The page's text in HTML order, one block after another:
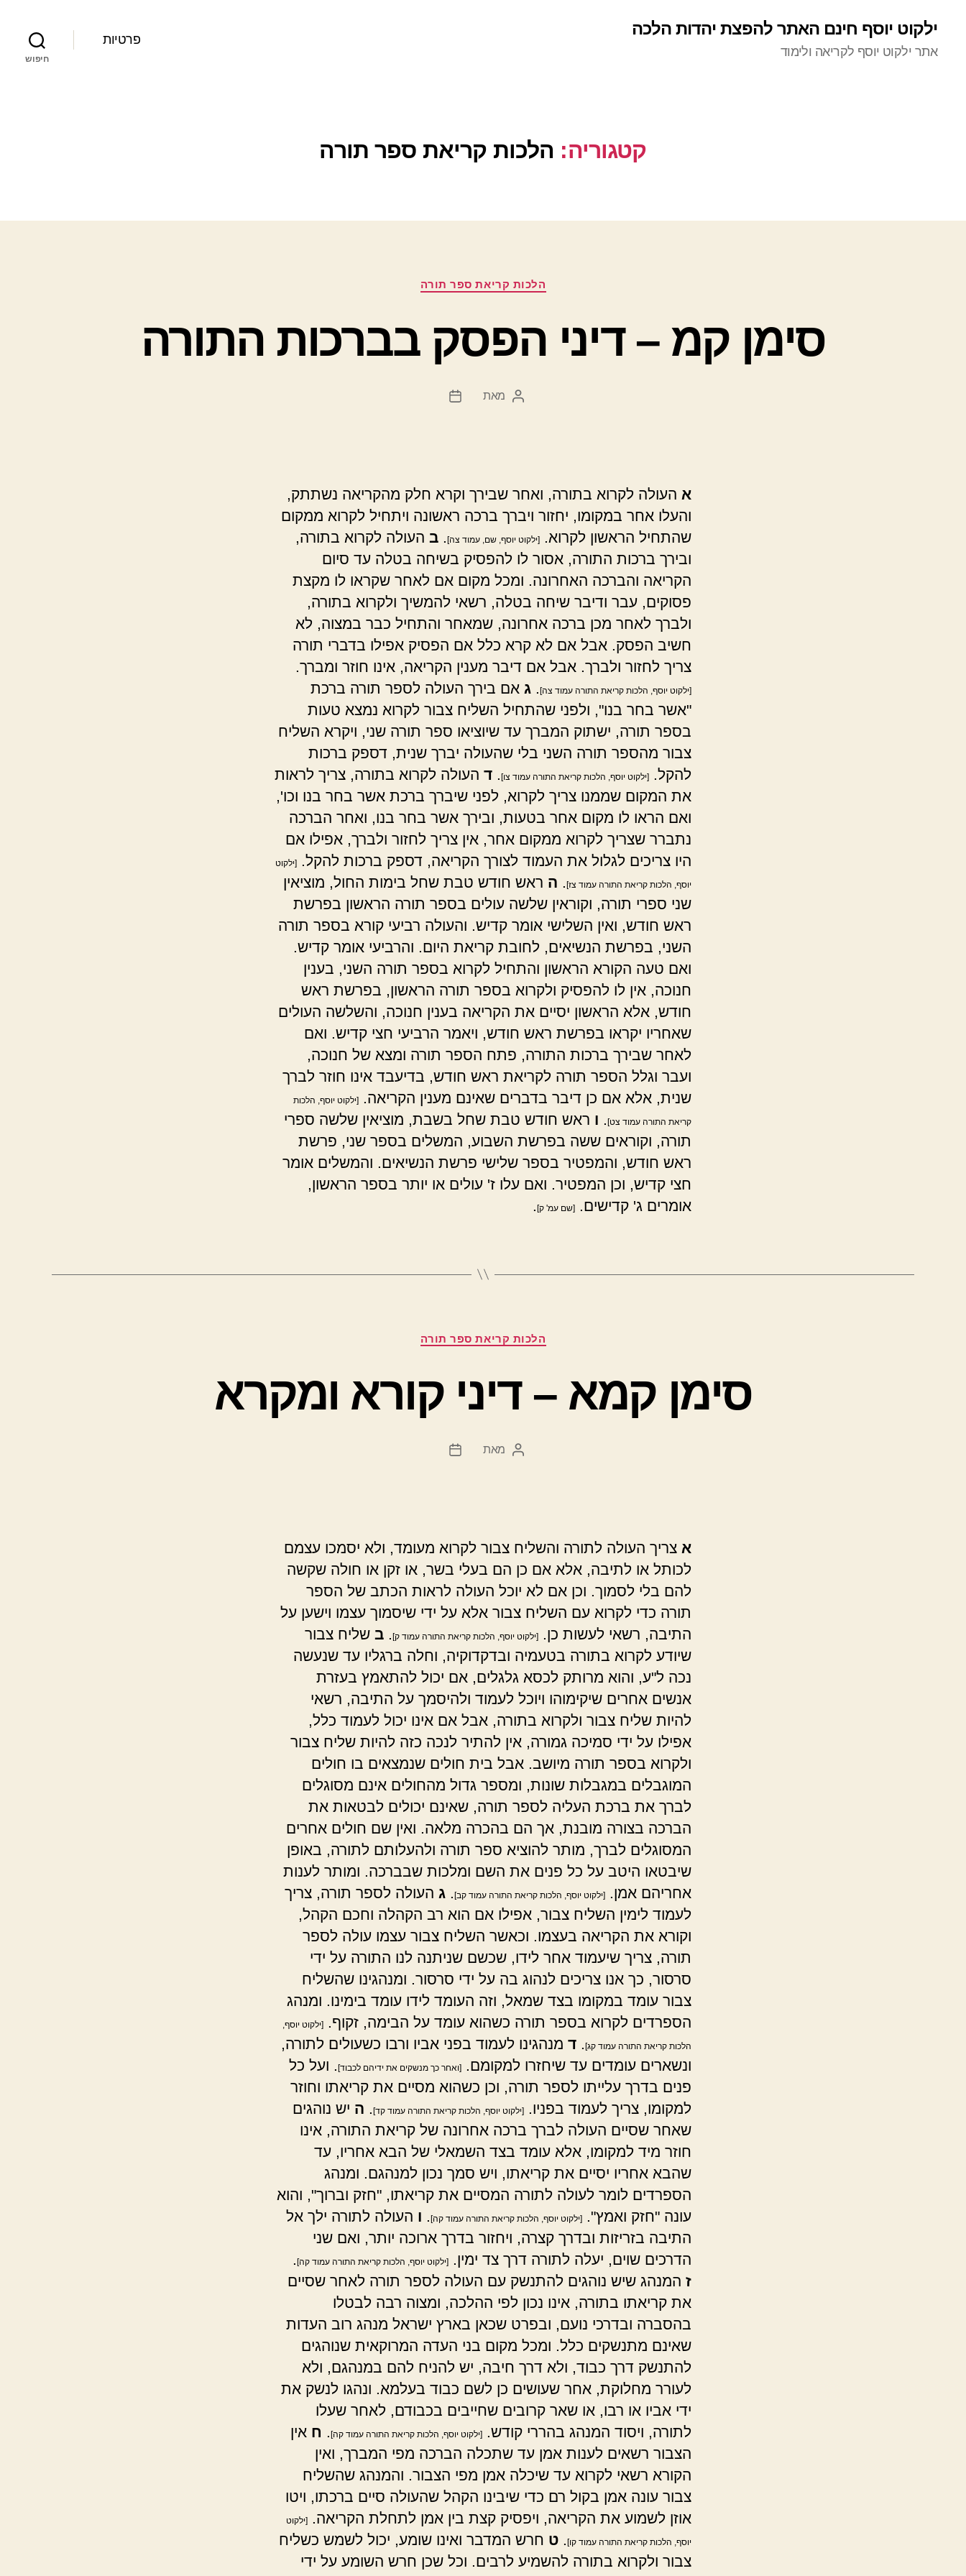
ילקוט יוסף חינם האתר להפצת יהדות הלכה
אתר ילקוט יוסף לקריאה ולימוד
פרטיות
חיפוש
קטגוריה: הלכות קריאת ספר תורה
קטגוריות
הלכות קריאת ספר תורה
סימן קמ – דיני הפסק בברכות התורה
המחבר
מאת
תאריך
א העולה לקרוא בתורה, ואחר שבירך וקרא חלק מהקריאה נשתתק,
והעלו אחר במקומו, יחזור ויברך ברכה ראשונה ויתחיל לקרוא ממקום
שהתחיל הראשון לקרוא.
[ילקוט יוסף, שם, עמוד צה] ב העולה לקרוא בתורה,
ובירך ברכות התורה, אסור לו להפסיק בשיחה בטלה עד סיום
הקריאה והברכה האחרונה. ומכל מקום אם לאחר שקראו לו מקצת
פסוקים, עבר ודיבר שיחה בטלה, רשאי להמשיך ולקרוא בתורה,
ולברך לאחר מכן ברכה אחרונה, שמאחר והתחיל כבר במצוה, לא
חשיב הפסק. אבל אם לא קרא כלל אם הפסיק אפילו בדברי תורה
צריך לחזור ולברך. אבל אם דיבר מענין הקריאה, אינו חוזר ומברך.
[ילקוט יוסף, הלכות קריאת התורה עמוד צה] ג אם בירך העולה לספר תורה ברכת
"אשר בחר בנו", ולפני שהתחיל השליח צבור לקרוא נמצא טעות
בספר תורה, ישתוק המברך עד שיוציאו ספר תורה שני, ויקרא השליח
צבור מהספר תורה השני בלי שהעולה יברך שנית, דספק ברכות
להקל.
[ילקוט יוסף, הלכות קריאת התורה עמוד צו] ד העולה לקרוא בתורה, צריך לראות
את המקום שממנו צריך לקרוא, לפני שיברך ברכת אשר בחר בנו וכו',
ואם הראו לו מקום אחר בטעות, ובירך אשר בחר בנו, ואחר הברכה
נתברר שצריך לקרוא ממקום אחר, אין צריך לחזור ולברך, אפילו אם
היו צריכים לגלול את העמוד לצורך הקריאה, דספק ברכות להקל.
[ילקוט
יוסף, הלכות קריאת התורה עמוד צז] ה ראש חודש טבת שחל בימות החול, מוציאין
שני ספרי תורה, וקוראין שלשה עולים בספר תורה הראשון בפרשת
ראש חודש, ואין השלישי אומר קדיש. והעולה רביעי קורא בספר תורה
השני, בפרשת הנשיאים, לחובת קריאת היום. והרביעי אומר קדיש.
ואם טעה הקורא הראשון והתחיל לקרוא בספר תורה השני, בענין
חנוכה, אין לו להפסיק ולקרוא בספר תורה הראשון, בפרשת ראש
חודש, אלא הראשון יסיים את הקריאה בענין חנוכה, והשלשה העולים
שאחריו יקראו בפרשת ראש חודש, ויאמר הרביעי חצי קדיש. ואם
לאחר שבירך ברכות התורה, פתח הספר תורה ומצא של חנוכה,
ועבר וגלל הספר תורה לקריאת ראש חודש, בדיעבד אינו חוזר לברך
שנית, אלא אם כן דיבר בדברים שאינם מענין הקריאה.
[ילקוט יוסף, הלכות
קריאת התורה עמוד צט] ו ראש חודש טבת שחל בשבת, מוציאין שלשה ספרי
תורה, וקוראים ששה בפרשת השבוע, המשלים בספר שני, פרשת
ראש חודש, והמפטיר בספר שלישי פרשת הנשיאים. והמשלים אומר
חצי קדיש, וכן המפטיר. ואם עלו ז' עולים או יותר בספר הראשון,
אומרים ג' קדישים.
[שם עמ' ק]
הלכות קריאת ספר תורה
סימן קמא – דיני קורא ומקרא
המחבר
מאת
תאריך
א צריך העולה לתורה והשליח צבור לקרוא מעומד, ולא יסמכו עצמם
לכותל או לתיבה, אלא אם כן הם בעלי בשר, או זקן או חולה שקשה
להם בלי לסמוך. וכן אם לא יוכל העולה לראות הכתב של הספר
תורה כדי לקרוא עם השליח צבור אלא על ידי שיסמוך עצמו וישען על
התיבה, רשאי לעשות כן.
[ילקוט יוסף, הלכות קריאת התורה עמוד ק] . ב שליח צבור
שיודע לקרוא בתורה בטעמיה ובדקדוקיה, וחלה ברגליו עד שנעשה
נכה ל"ע, והוא מרותק לכסא גלגלים, אם יכול להתאמץ בעזרת
אנשים אחרים שיקימוהו ויוכל לעמוד ולהיסמך על התיבה, רשאי
להיות שליח צבור ולקרוא בתורה, אבל אם אינו יכול לעמוד כלל,
אפילו על ידי סמיכה גמורה, אין להתיר לנכה כזה להיות שליח צבור
ולקרוא בספר תורה מיושב. אבל בית חולים שנמצאים בו חולים
המוגבלים במגבלות שונות, ומספר גדול מהחולים אינם מסוגלים
לברך את ברכת העליה לספר תורה, שאינם יכולים לבטאות את
הברכה בצורה מובנת, אך הם בהכרה מלאה. ואין שם חולים אחרים
המסוגלים לברך, מותר להוציא ספר תורה ולהעלותם לתורה, באופן
שיבטאו היטב על כל פנים את השם ומלכות שבברכה. ומותר לענות
אחריהם אמן.
[ילקוט יוסף, הלכות קריאת התורה עמוד קב] . ג העולה לספר תורה, צריך
לעמוד לימין השליח צבור, אפילו אם הוא רב הקהלה וחכם הקהל,
וקורא את הקריאה בעצמו. וכאשר השליח צבור עצמו עולה לספר
תורה, צריך שיעמוד אחר לידו, שכשם שניתנה לנו התורה על ידי
סרסור, כך אנו צריכים לנהוג בה על ידי סרסור. ומנהגינו שהשליח
צבור עומד במקומו בצד שמאל, וזה העומד לידו עומד בימינו. ומנהג
הספרדים לקרוא בספר תורה כשהוא עומד על הבימה, זקוף.
[ילקוט יוסף,
הלכות קריאת התורה עמוד קג] . ד מנהגינו לעמוד בפני אביו ורבו כשעולים לתורה,
ונשארים עומדים עד שיחזרו למקומם.
[ואחר כך מנשקים את ידיהם לכבוד] . ועל כל
פנים בדרך עלייתו לספר תורה, וכן כשהוא מסיים את קריאתו וחוזר
למקומו, צריך לעמוד בפניו.
[ילקוט יוסף, הלכות קריאת התורה עמוד קד] . ה יש נוהגים
שאחר שסיים העולה לברך ברכה אחרונה של קריאת התורה, אינו
חוזר מיד למקומו, אלא עומד בצד השמאלי של הבא אחריו, עד
שהבא אחריו יסיים את קריאתו, ויש סמך נכון למנהגם. ומנהג
הספרדים לומר לעולה לתורה המסיים את קריאתו, "חזק וברוך", והוא
עונה "חזק ואמץ".
[ילקוט יוסף, הלכות קריאת התורה עמוד קה] . ו העולה לתורה ילך אל
התיבה בזריזות ובדרך קצרה, ויחזור בדרך ארוכה יותר, ואם שני
הדרכים שוים, יעלה לתורה דרך צד ימין.
[ילקוט יוסף, הלכות קריאת התורה עמוד קה] .
ז המנהג שיש נוהגים להתנשק עם העולה לספר תורה לאחר שסיים
את קריאתו בתורה, אינו נכון לפי ההלכה, ומצוה רבה לבטלו
בהסברה ובדרכי נועם, ובפרט שכאן בארץ ישראל מנהג רוב העדות
שאינם מתנשקים כלל. ומכל מקום בני העדה המרוקאית שנוהגים
להתנשק דרך כבוד, ולא דרך חיבה, יש להניח להם במנהגם, ולא
לעורר מחלוקת, אחר שעושים כן לשם כבוד בעלמא. ונהגו לנשק את
ידי אביו או רבו, או שאר קרובים שחייבים בכבודם, לאחר שעלו
לתורה, ויסוד המנהג בהררי קודש.
[ילקוט יוסף, הלכות קריאת התורה עמוד קה] . ח אין
הצבור רשאים לענות אמן עד שתכלה הברכה מפי המברך, ואין
הקורא רשאי לקרוא עד שיכלה אמן מפי הצבור. והמנהג שהשליח
צבור עונה אמן בקול רם כדי שיבינו הקהל שהעולה סיים ברכתו, ויטו
אוזן לשמוע את הקריאה, ויפסיק קצת בין אמן לתחלת הקריאה.
[ילקוט
יוסף, הלכות קריאת התורה עמוד קו] . ט חרש המדבר ואינו שומע, יכול לשמש כשליח
צבור ולקרוא בתורה להשמיע לרבים. וכל שכן חרש השומע על ידי